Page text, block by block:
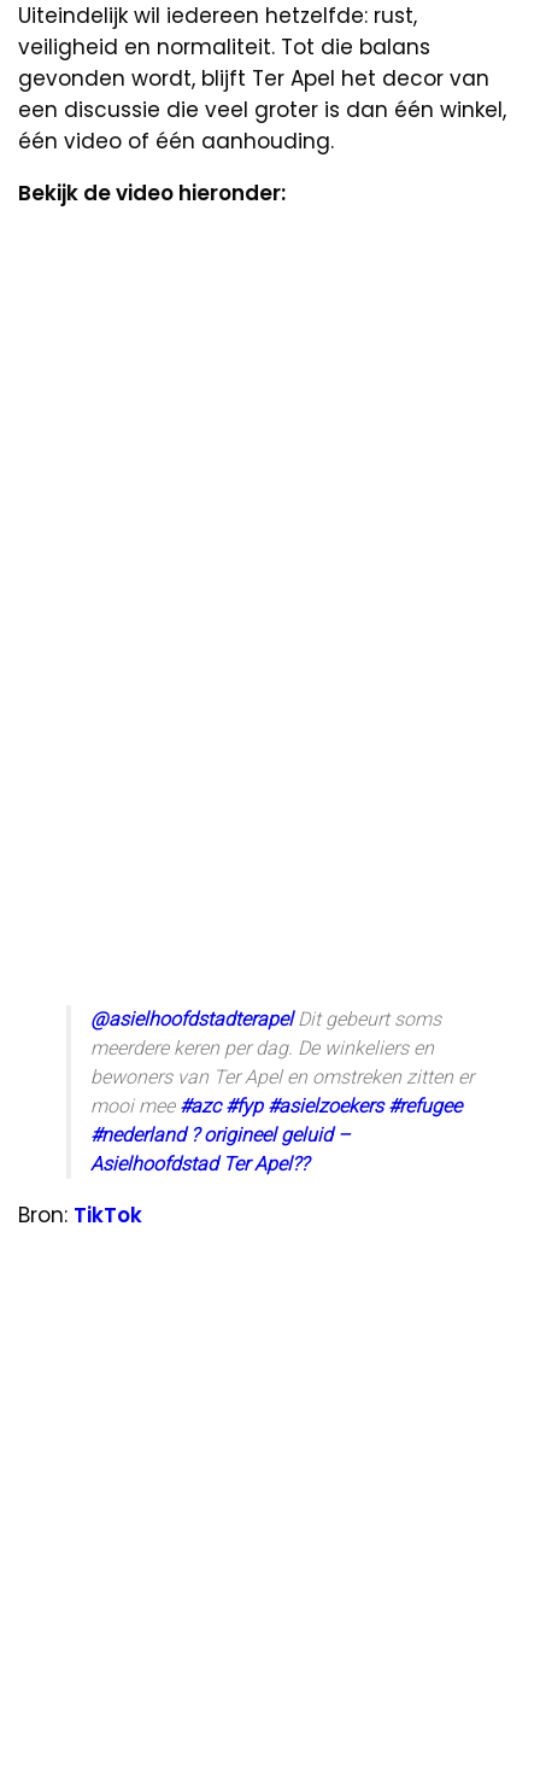
Uiteindelijk wil iedereen hetzelfde: rust,
veiligheid en normaliteit. Tot die balans
gevonden wordt, blijft Ter Apel het decor van
een discussie die veel groter is dan één winkel,
één video of één aanhouding.
Bekijk de video hieronder:
@asielhoofdstadterapelDit gebeurt soms
meerdere keren per dag. De winkeliers en
bewoners van Ter Apel en omstreken zitten er
mooi mee #azc #fyp #asielzoekers #refugee
#nederland ? origineel geluid –
Asielhoofdstad Ter Apel??
Bron: TikTok